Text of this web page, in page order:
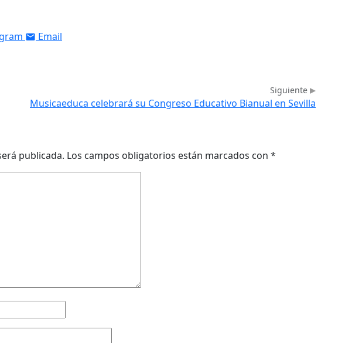
Email
Siguiente
Musicaeduca celebrará su Congreso Educativo Bianual en Sevilla
publicada. Los campos obligatorios están marcados con *